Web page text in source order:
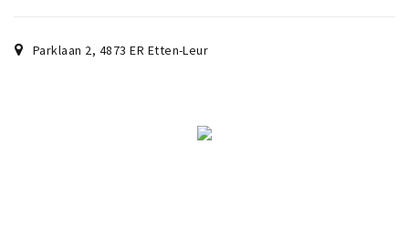
Parklaan 2, 4873 ER Etten-Leur